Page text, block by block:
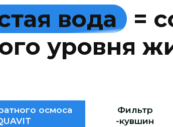
тая вода = с
го уровня ж
осмоса
Фильтр
-кувшин